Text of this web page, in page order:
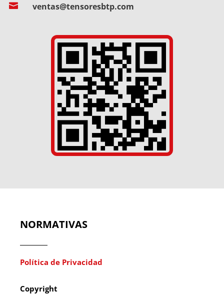
 ventas@tensoresbtp.com
NORMATIVAS
Política de Privacidad
Copyright